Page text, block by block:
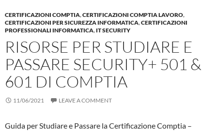
CERTIFICAZIONI COMPTIA,CERTIFICAZIONI COMPTIA LAVORO,
CERTIFICAZIONI PER SICUREZZA INFORMATICA,CERTIFICAZIONI
PROFESSIONALI INFORMATICA, IT SECURITY
RISORSE PER STUDIARE E
PASSARE SECURITY+ 501 &
601 DI COMPTIA
11/06/2021 LEAVE A COMMENT
Guida per Studiare e Passare la Certificazione Comptia –